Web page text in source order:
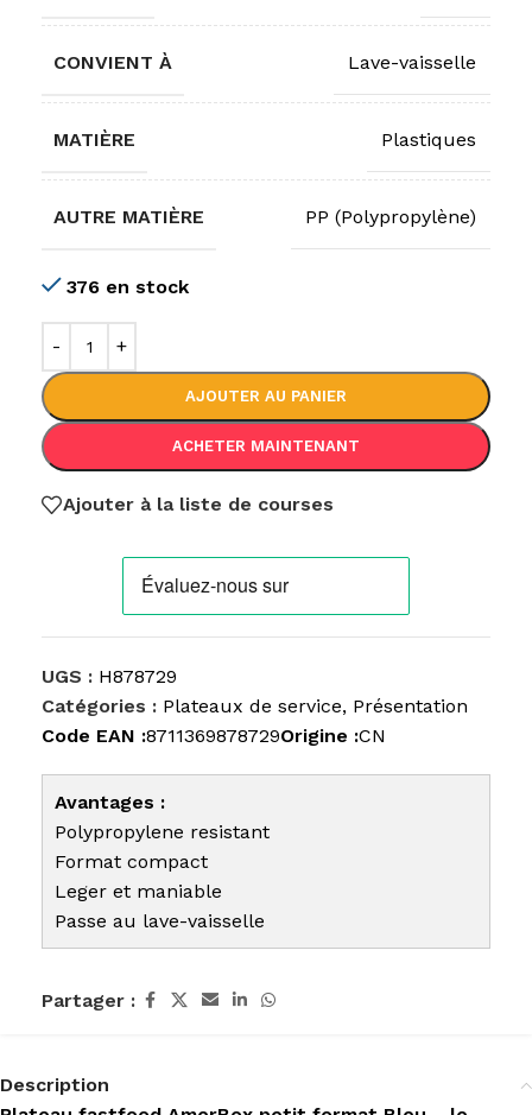
CONVIENT À Lave-vaisselle
MATIÈRE Plastiques
AUTRE MATIÈRE PP (Polypropylène)
376 en stock
AJOUTER AU PANIER
ACHETER MAINTENANT
Ajouter à la liste de courses
UGS : H878729
Catégories : Plateaux de service, Présentation
Code EAN :8711369878729Origine :CN
Avantages :
Polypropylene resistant
Format compact
Leger et maniable
Passe au lave-vaisselle
Partager :
Description